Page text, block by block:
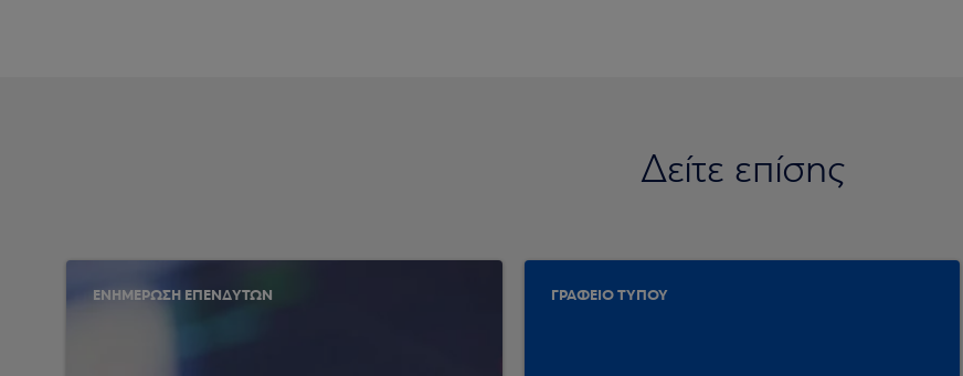
Δείτε επίσης
ΕΝΗΜΕΡΩΣΗ ΕΠΕΝΔΥΤΩΝ ΓΡΑΦΕΙΟ ΤΥΠΟΥ